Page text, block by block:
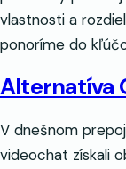
vlastnosti a
ponoríme do
Alternatíva
V dnešnom
videochat získali